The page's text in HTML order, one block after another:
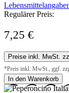
Regulärer Preis:
7,25 €
Preise inkl. MwSt.
*Preis inkl. MwSt., ggf.
In den Warenkorb